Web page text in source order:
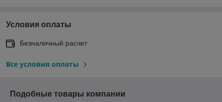
Условия оплаты
Безналичный расчет
Все условия оплаты
Подобные товары компании